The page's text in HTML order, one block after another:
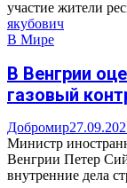
участие жители
якубович
В Мире
В Венгрии
газовый
Добромир
Министр
Венгрии Петер
внутренние дела